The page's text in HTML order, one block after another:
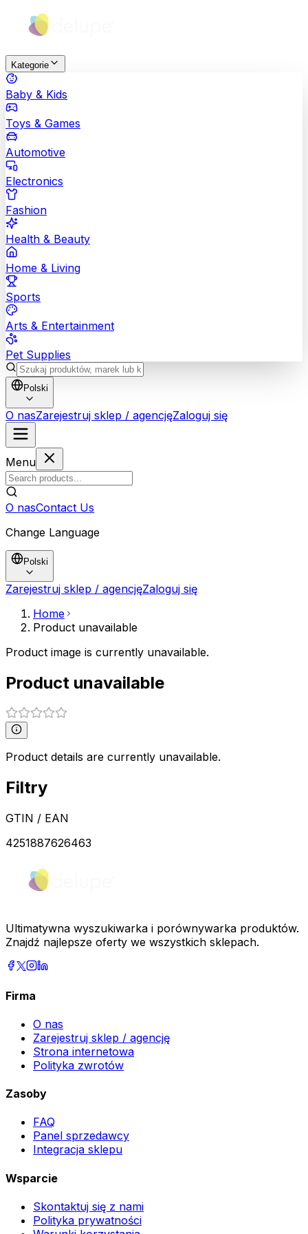
Kategorie
Baby & Kids
Toys & Games
Automotive
Electronics
Fashion
Health & Beauty
Home & Living
Sports
Arts & Entertainment
Pet Supplies
Polski
O nasZarejestruj sklep / agencjęZaloguj się
Menu
O nasContact Us
Change Language
Polski
Zarejestruj sklep / agencjęZaloguj się
Home
Product unavailable
Product image is currently unavailable.
Product unavailable
Product details are currently unavailable.
Filtry
GTIN / EAN
4251887626463
Ultimatywna wyszukiwarka i porównywarka produktów.
Znajdź najlepsze oferty we wszystkich sklepach.
Firma
O nas
Zarejestruj sklep / agencję
Strona internetowa
Polityka zwrotów
Zasoby
FAQ
Panel sprzedawcy
Integracja sklepu
Wsparcie
Skontaktuj się z nami
Polityka prywatności